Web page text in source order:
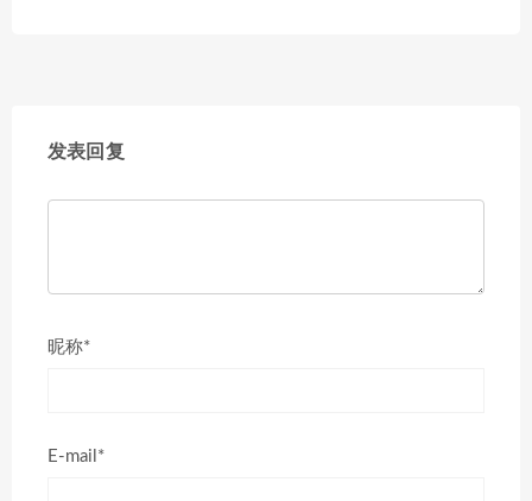
发表回复
昵称*
E-mail*